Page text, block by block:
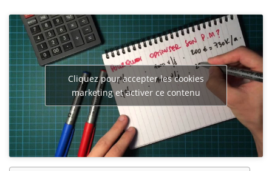
Cliquez pour accepter les cookies
marketing et activer ce contenu